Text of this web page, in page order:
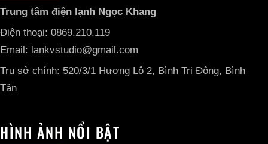
Trung tâm điện lạnh Ngọc Khang
Điện thoại: 0869.210.119
Email: lankvstudio@gmail.com
Trụ sở chính: 520/3/1 Hương Lộ 2, Bình Trị Đông, Bình
Tân
HÌNH ẢNH NỔI BẬT